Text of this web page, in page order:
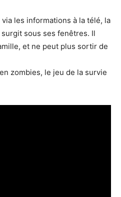
via les informations à la télé, la
sous ses fenêtres. Il
et ne peut plus sortir de
zombies, le jeu de la survie